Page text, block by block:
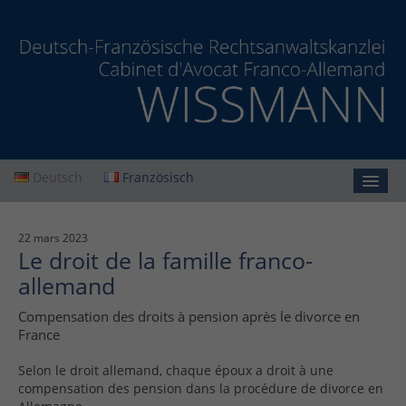
Deutsch Französisch
Cabinet
Prestations
Actualités
Contact
22 mars 2023
Le droit de la famille franco-
allemand
Compensation des droits à pension après le divorce en
France
Selon le droit allemand, chaque époux a droit à une
compensation des pension dans la procédure de divorce en